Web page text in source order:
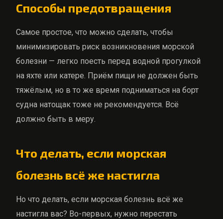
Способы предотвращения
Самое простое, что можно сделать, чтобы
минимизировать риск возникновения морской
болезни — легко поесть перед водной прогулкой
на яхте или катере. Приём пищи не должен быть
тяжёлым, но в то же время подниматься на борт
судна натощак тоже не рекомендуется. Всё
должно быть в меру.
Что делать, если морская
болезнь всё же настигла
Но что делать, если морская болезнь всё же
настигла вас? Во-первых, нужно перестать